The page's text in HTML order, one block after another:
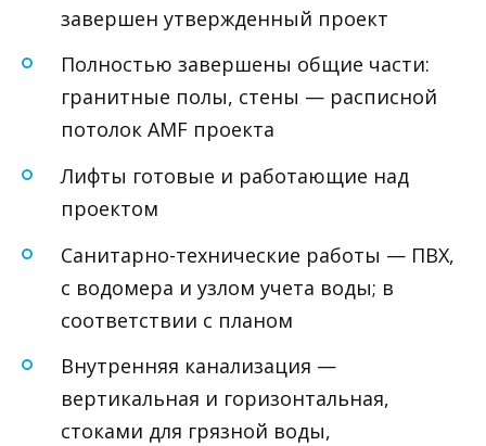
завершен утвержденный проект
Полностью завершены общие части:
гранитные полы, стены — расписной
потолок AMF проекта
Лифты готовые и работающие над
проектом
Санитарно-технические работы — ПВХ,
с водомера и узлом учета воды; в
соответствии с планом
Внутренняя канализация —
вертикальная и горизонтальная,
стоками для грязной воды,